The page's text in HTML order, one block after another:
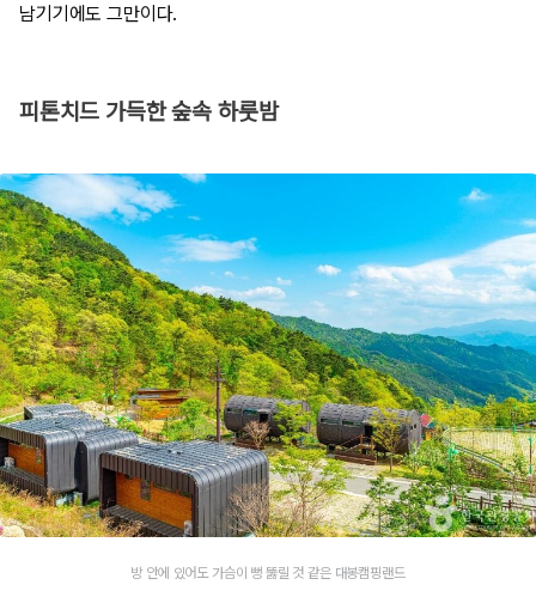
남기기에도 그만이다.
피톤치드 가득한 숲속 하룻밤
​방 안에 있어도 가슴이 뻥 뚫릴 것 같은 대봉캠핑랜드